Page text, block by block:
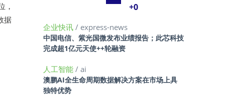
，
据
+0
企业快讯 / express-news
中国电信、紫光国微发布业绩报告；此芯科技
完成超1亿元天使++轮融资
人工智能 / ai
澳鹏AI全生命周期数据解决方案在市场上具
独特优势